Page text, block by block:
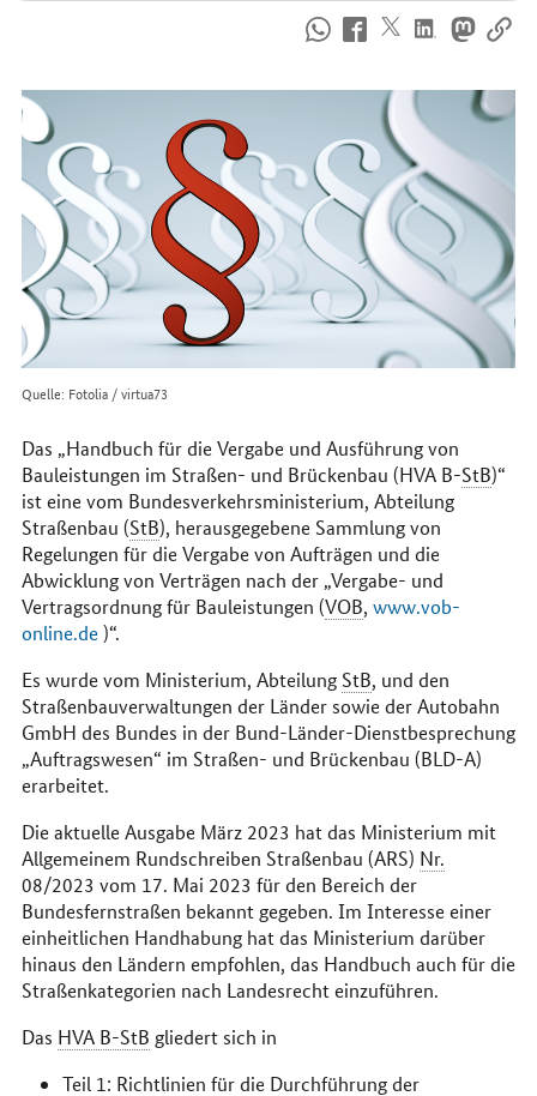
uns
im
Internet
Quelle: Fotolia / virtua73
Das „Handbuch für die Vergabe und Ausführung von
Bauleistungen im Straßen- und Brückenbau (HVA B-StB)“
ist eine vom Bundesverkehrsministerium, Abteilung
Straßenbau (StB), herausgegebene Sammlung von
Regelungen für die Vergabe von Aufträgen und die
Abwicklung von Verträgen nach der „Vergabe- und
Vertragsordnung für Bauleistungen (VOB, www.vob-
online.de)“.
Es wurde vom Ministerium, Abteilung StB, und den
Straßenbauverwaltungen der Länder sowie der Autobahn
GmbH des Bundes in der Bund-Länder-Dienstbesprechung
„Auftragswesen“ im Straßen- und Brückenbau (BLD-A)
erarbeitet.
Die aktuelle Ausgabe März 2023 hat das Ministerium mit
Allgemeinem Rundschreiben Straßenbau (ARS) Nr.
08/2023 vom 17. Mai 2023 für den Bereich der
Bundesfernstraßen bekannt gegeben. Im Interesse einer
einheitlichen Handhabung hat das Ministerium darüber
hinaus den Ländern empfohlen, das Handbuch auch für die
Straßenkategorien nach Landesrecht einzuführen.
Das HVA B-StB gliedert sich in
Teil 1: Richtlinien für die Durchführung der